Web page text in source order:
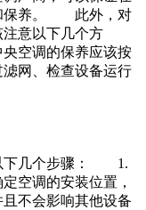
保养。 此外，对
意以下几个方
空调的保养应该按
网、检查设备运行
下几个步骤： 1.
空调的安装位置，
不会影响其他设备